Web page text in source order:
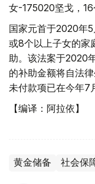
女-175020坚戈，16
国家元首于2020年
或8个以上子女的家
助。该法案于2020
的补助金额将自法
未付款项已在今年7
【编译：阿拉依】
黄金储备 社会保